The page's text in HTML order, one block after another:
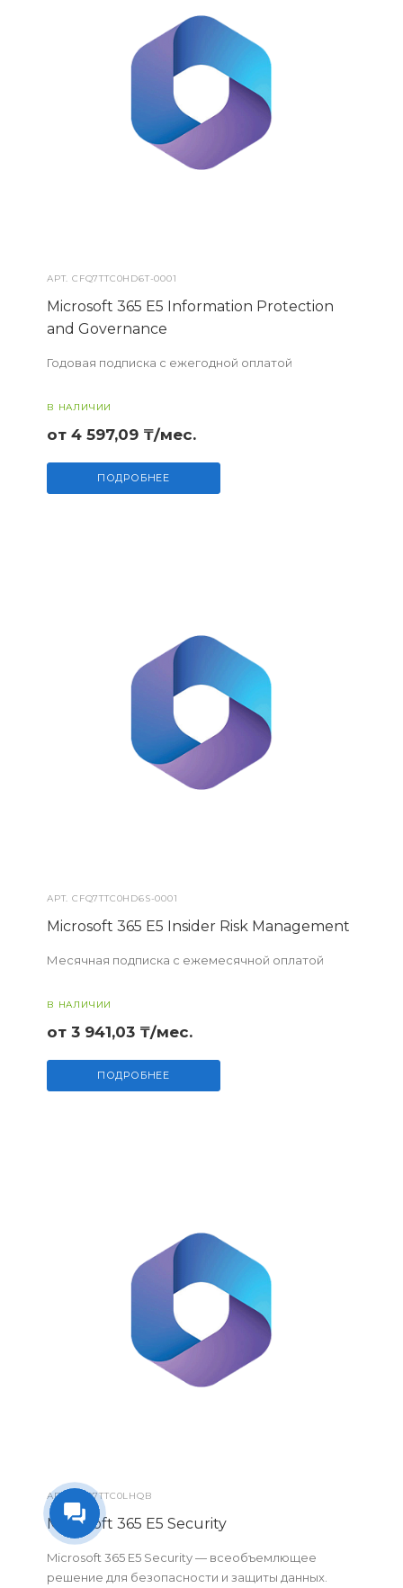
АРТ.CFQ7TTC0HD6T-0001
Microsoft 365 E5 Information Protection
and Governance
Годовая подписка с ежегодной оплатой
В НАЛИЧИИ
от 4 597,09 ₸/мес.
ПОДРОБНЕЕ
АРТ.CFQ7TTC0HD6S-0001
Microsoft 365 E5 Insider Risk Management
Месячная подписка с ежемесячной оплатой
В НАЛИЧИИ
от 3 941,03 ₸/мес.
ПОДРОБНЕЕ
АРТ. CFQ7TTC0LHQB
Microsoft 365 E5 Security
Microsoft 365 E5 Security — всеобъемлющее
решение для безопасности и защиты данных.